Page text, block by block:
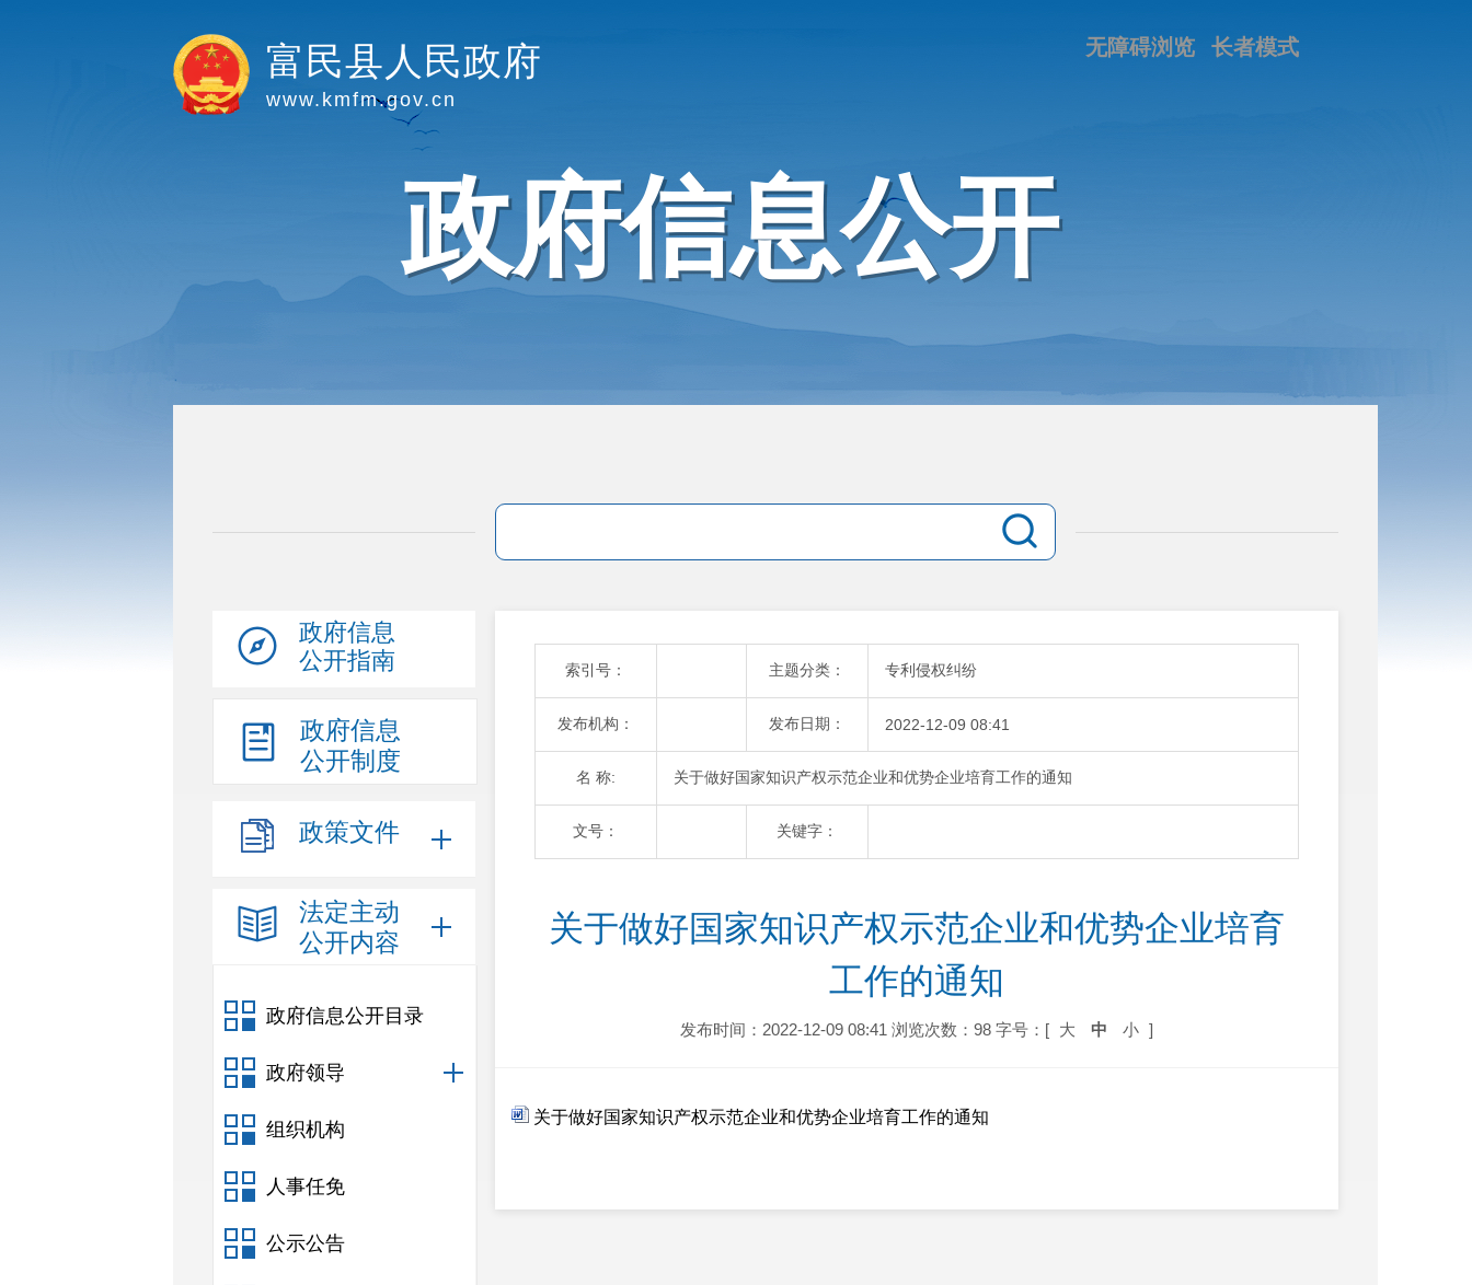
富民县人民政府
www.kmfm.gov.cn
长者模式
无障碍浏览
政府信息公开
政府信息
公开指南
政府信息
公开制度
政策文件
法定主动
公开内容
政府信息公开目录
政府领导
组织机构
人事任免
公示公告
索引号： 主题分类： 专利侵权纠纷
发布机构： 发布日期： 2022-12-09 08:41
名 称: 关于做好国家知识产权示范企业和优势企业培育工作的通知
文号： 关键字：
关于做好国家知识产权示范企业和优势企业培育
工作的通知
发布时间：2022-12-09 08:41 浏览次数：98 字号：[ 大 中 小 ]
关于做好国家知识产权示范企业和优势企业培育工作的通知